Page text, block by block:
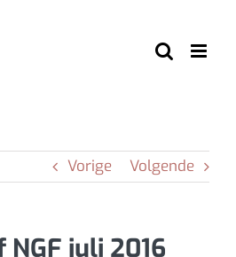
Vorige Volgende
juli 2016